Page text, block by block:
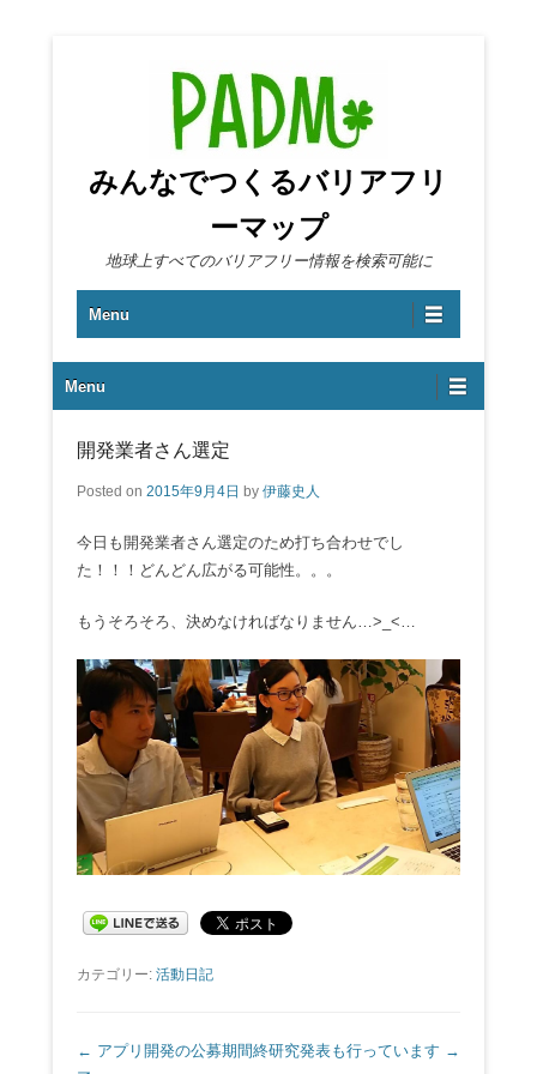
みんなでつくるバリアフリ
ーマップ
地球上すべてのバリアフリー情報を検索可能に
第1メニュー
コンテンツへ移動
Menu
第2メニュー
Menu
開発業者さん選定
Posted on 2015年9月4日 by 伊藤史人
今日も開発業者さん選定のため打ち合わせでし
た！！！どんどん広がる可能性。。。
もうそろそろ、決めなければなりません…>_<…
カテゴリー: 活動日記
投稿ナビゲーション
← アプリ開発の公募期間終研究発表も行っています →